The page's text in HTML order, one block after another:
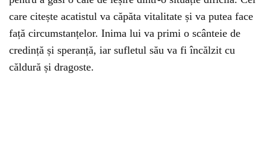
care citește acatistul va căpăta vitalitate și va putea face
față circumstanțelor. Inima lui va primi o scânteie de
credință și speranță, iar sufletul său va fi încălzit cu
căldură și dragoste.